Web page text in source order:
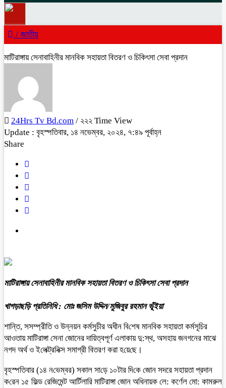
/ জাতীয়
মাটিরাঙ্গায় সেনাবাহিনীর মানবিক সহায়তা বিতরণ ও চিকিৎসা সেবা প্রদান ‌
24Hrs Tv Bd.com / ২২২ Time View
Update : বৃহস্পতিবার, ১৪ নভেম্বর, ২০২৪, ৭:৪৯ পূর্বাহ্ন
Share
মাটিরাঙ্গায় সেনাবাহিনীর মানবিক সহায়তা বিতরণ ও চিকিৎসা সেবা প্রদান
খাগড়াছড়ি প্রতিনিধি : মোঃ জসিম উদ্দিন/মুজিবুর রহমান ভূঁইয়া
শান্তি, সসম্প্রীতি ও উন্নয়ন কর্মসুচীর অধীন বি‌শেষ মান‌বিক সহায়তা কর্মসূ‌চির
আওতায় মাটিরাঙ্গা সেনা জোনের দায়িত্বপূর্ণ এলাকায় দু:স্থ, অসহায় জনগনের মাঝে
নগদ অর্থ ও ই‌লেক্ট্রনিক্স সমাগ্রী বিতরণ করা হ‌য়ে‌ছে।
বৃহস্প‌তিবার (১৪ ন‌ভেম্বর) সকাল সা‌ড়ে ১০টার দি‌কে জোন সদরে সহায়তা প্রদান
ক‌রেন ১৫ ফিল্ড রেজিমেন্ট আর্টিলারি মাটিরাঙ্গা জোন অধিনায়ক লে: কর্ণেল মো: কামরুল